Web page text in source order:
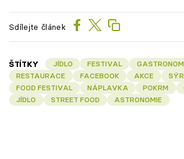
Sdílejte článek
ŠTÍTKY JÍDLO FESTIVAL
RESTAURACE
FACEBOOK AKCE SÝR
FOOD FESTIVAL
NÁPLAVKA POKRM
JÍDLO
STREET FOOD ASTRONOMIE